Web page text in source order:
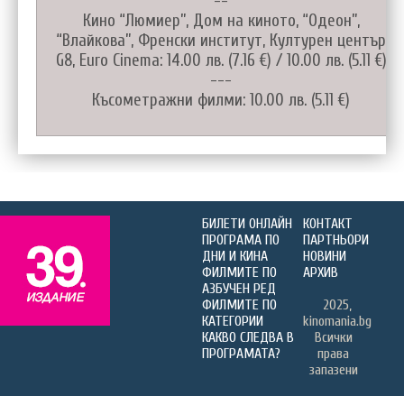
Кино “Люмиер”, Дом на киното, “Одеон”,
“Влайкова”, Френски институт, Културен център
G8, Euro Cinema: 14.00 лв. (7.16 €) / 10.00 лв. (5.11 €)
---
Късометражни филми: 10.00 лв. (5.11 €)
БИЛЕТИ ОНЛАЙН
ПРОГРАМА ПО
ДНИ И КИНА
ФИЛМИТЕ ПО
АЗБУЧЕН РЕД
ФИЛМИТЕ ПО
КАТЕГОРИИ
КАКВО СЛЕДВА В
ПРОГРАМАТА?
КОНТАКТ
ПАРТНЬОРИ
НОВИНИ
АРХИВ
2025,
kinomania.bg
Всички
права
запазени